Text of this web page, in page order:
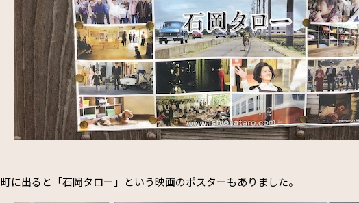
町に出ると「石岡タロー」という映画のポスターもありました。